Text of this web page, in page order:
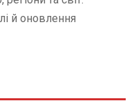
й оновлення